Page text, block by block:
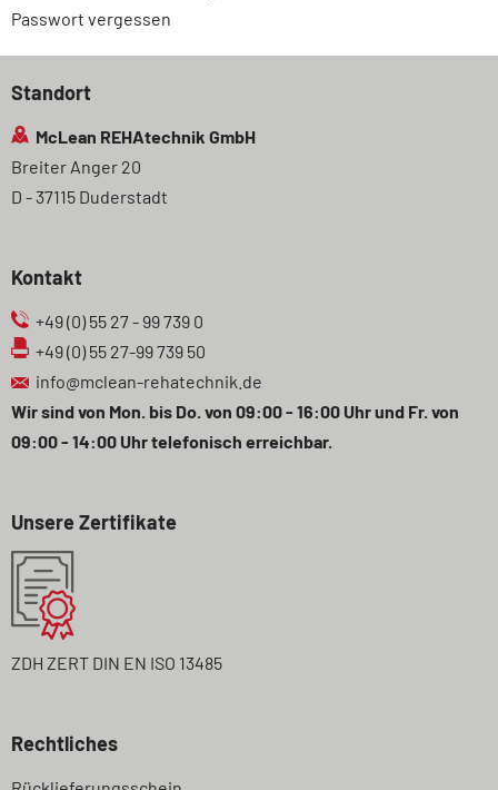
Passwort vergessen
Standort
McLean REHAtechnik GmbH
Breiter Anger 20
D - 37115 Duderstadt
Kontakt
+49 (0) 55 27 - 99 739 0
+49 (0) 55 27-99 739 50
info@mclean-rehatechnik.de
Wir sind von Mon. bis Do. von 09:00 - 16:00 Uhr und Fr. von
09:00 - 14:00 Uhr telefonisch erreichbar.
Unsere Zertifikate
ZDH ZERT DIN EN ISO 13485
Rechtliches